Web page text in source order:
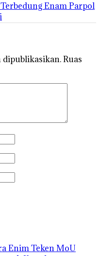
Enam Parpol
dipublikasikan.Ruas
Enim Teken MoU